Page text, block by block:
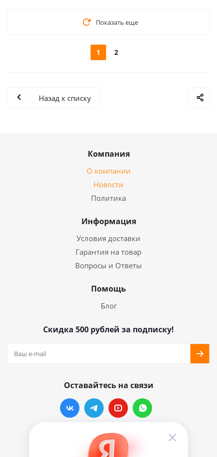
Показать еще
1 2
Назад к списку
Компания
О компании
Новости
Политика
Информация
Условия доставки
Гарантия на товар
Вопросы и Ответы
Помощь
Блог
Скидка 500 рублей за подписку!
Оставайтесь на связи
Наши контакты